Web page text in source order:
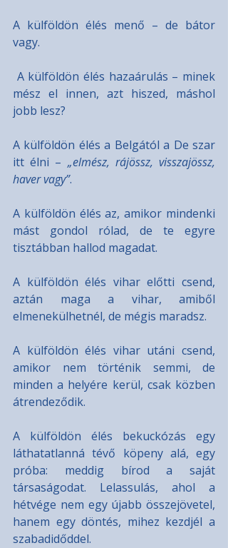
A külföldön élés menő – de bátor
vagy.
mész el innen, azt hiszed, máshol
jobb lesz?
A külföldön élés a Belgától a De szar
itt élni – „elmész, rájössz, visszajössz,
haver vagy”.
A külföldön élés az, amikor mindenki
mást gondol rólad, de te egyre
tisztábban hallod magadat.
A külföldön élés vihar előtti csend,
aztán maga a vihar, amiből
elmenekülhetnél, de mégis maradsz.
A külföldön élés vihar utáni csend,
amikor nem történik semmi, de
minden a helyére kerül, csak közben
átrendeződik.
A külföldön élés bekuckózás egy
láthatatlanná tévő köpeny alá, egy
próba: meddig bírod a saját
társaságodat. Lelassulás, ahol a
hétvége nem egy újabb összejövetel,
hanem egy döntés, mihez kezdjél a
szabadidőddel.